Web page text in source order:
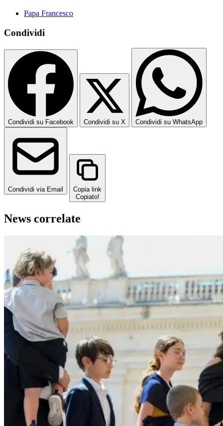
Papa Francesco
Condividi
Condividi su Facebook Condividi su X Condividi su WhatsApp
Condividi via Email
Copia link
Copiato!
News correlate